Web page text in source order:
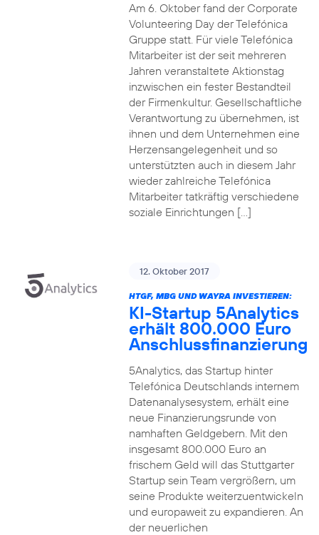
Am 6. Oktober fand der Corporate
Volunteering Day der Telefónica
Gruppe statt. Für viele Telefónica
Mitarbeiter ist der seit mehreren
Jahren veranstaltete Aktionstag
inzwischen ein fester Bestandteil
der Firmenkultur. Gesellschaftliche
Verantwortung zu übernehmen, ist
ihnen und dem Unternehmen eine
Herzensangelegenheit und so
unterstützten auch in diesem Jahr
wieder zahlreiche Telefónica
Mitarbeiter tatkräftig verschiedene
soziale Einrichtungen […]
12. Oktober 2017
HTGF, MBG UND WAYRA INVESTIEREN:
KI-Startup 5Analytics
erhält 800.000 Euro
Anschlussfinanzierung
5Analytics, das Startup hinter
Telefónica Deutschlands internem
Datenanalysesystem, erhält eine
neue Finanzierungsrunde von
namhaften Geldgebern. Mit den
insgesamt 800.000 Euro an
frischem Geld will das Stuttgarter
Startup sein Team vergrößern, um
seine Produkte weiterzuentwickeln
und europaweit zu expandieren. An
der neuerlichen